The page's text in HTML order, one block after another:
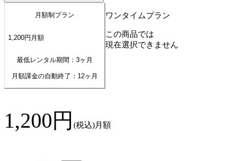
月額制プラン
1,200円 月額
最低レンタル期間：3ヶ月
月額課金の自動終了： 12ヶ月
ワンタイムプラン
この商品では
現在選択できません
1,200円 (税込)月額